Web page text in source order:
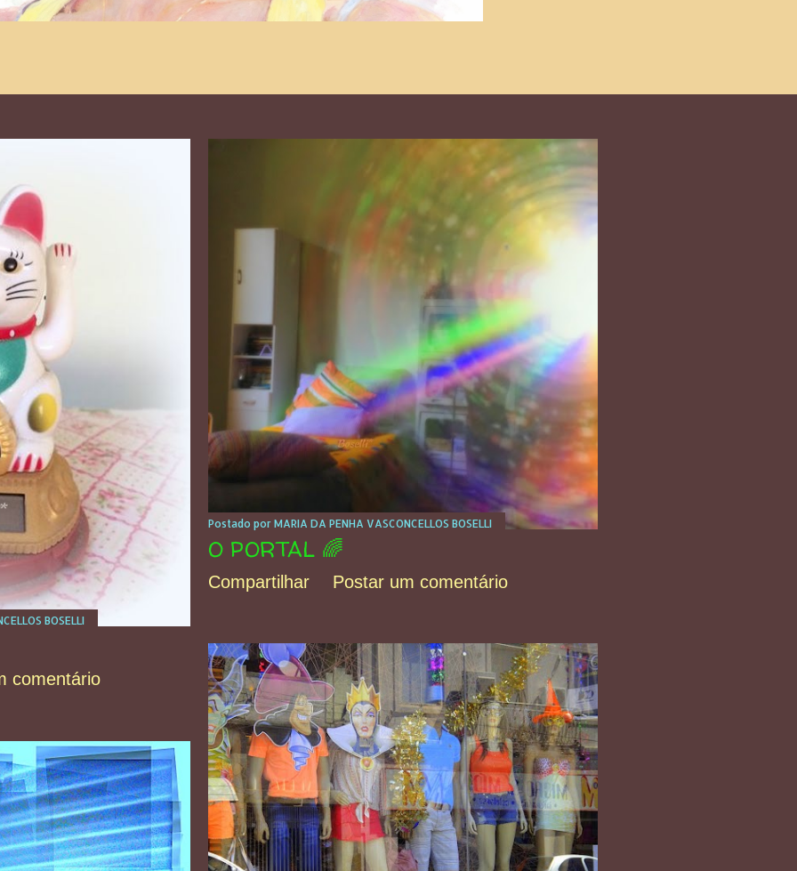
BOSELLI
comentário
Postado por MARIA DA PENHA VASCONCELLOS BOSELLI
O PORTAL 🌈
Compartilhar Postar um comentário